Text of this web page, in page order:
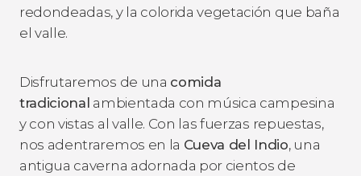
redondeadas, y la colorida vegetación que baña
el valle.
Disfrutaremos de una comida
tradicional ambientada con música campesina
y con vistas al valle. Con las fuerzas repuestas,
nos adentraremos en la Cueva del Indio, una
antigua caverna adornada por cientos de